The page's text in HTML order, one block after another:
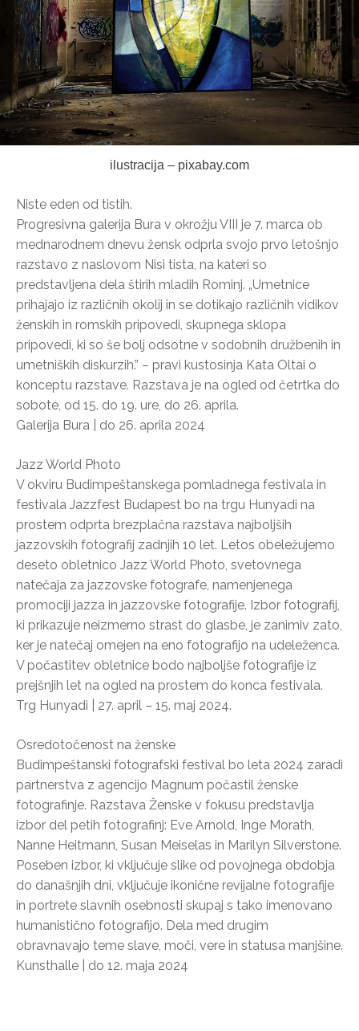
ilustracija – pixabay.com
Niste eden od tistih.
Progresivna galerija Bura v okrožju VIII je 7. marca ob
mednarodnem dnevu žensk odprla svojo prvo letošnjo
razstavo z naslovom Nisi tista, na kateri so
predstavljena dela štirih mladih Rominj. „Umetnice
prihajajo iz različnih okolij in se dotikajo različnih vidikov
ženskih in romskih pripovedi, skupnega sklopa
pripovedi, ki so še bolj odsotne v sodobnih družbenih in
umetniških diskurzih.” – pravi kustosinja Kata Oltai o
konceptu razstave. Razstava je na ogled od četrtka do
sobote, od 15. do 19. ure, do 26. aprila.
Galerija Bura | do 26. aprila 2024
Jazz World Photo
V okviru Budimpeštanskega pomladnega festivala in
festivala Jazzfest Budapest bo na trgu Hunyadi na
prostem odprta brezplačna razstava najboljših
jazzovskih fotografij zadnjih 10 let. Letos obeležujemo
deseto obletnico Jazz World Photo, svetovnega
natečaja za jazzovske fotografe, namenjenega
promociji jazza in jazzovske fotografije. Izbor fotografij,
ki prikazuje neizmerno strast do glasbe, je zanimiv zato,
ker je natečaj omejen na eno fotografijo na udeleženca.
V počastitev obletnice bodo najboljše fotografije iz
prejšnjih let na ogled na prostem do konca festivala.
Trg Hunyadi | 27. april – 15. maj 2024.
Osredotočenost na ženske
Budimpeštanski fotografski festival bo leta 2024 zaradi
partnerstva z agencijo Magnum počastil ženske
fotografinje. Razstava Ženske v fokusu predstavlja
izbor del petih fotografinj: Eve Arnold, Inge Morath,
Nanne Heitmann, Susan Meiselas in Marilyn Silverstone.
Poseben izbor, ki vključuje slike od povojnega obdobja
do današnjih dni, vključuje ikonične revijalne fotografije
in portrete slavnih osebnosti skupaj s tako imenovano
humanistično fotografijo. Dela med drugim
obravnavajo teme slave, moči, vere in statusa manjšine.
Kunsthalle | do 12. maja 2024